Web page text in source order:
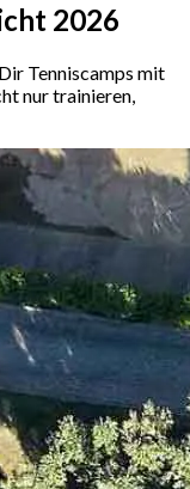
2026
Tenniscamps mit
nur trainieren,